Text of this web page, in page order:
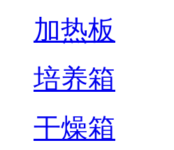
加热板
培养箱
干燥箱